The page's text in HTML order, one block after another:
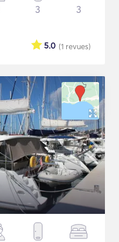
3 3
(1 revues)
5.0